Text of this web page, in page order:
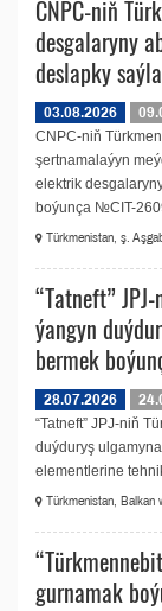
CNPC-niň
desgalaryny
deslapky
03.08.2026
CNPC-niň
şertnamalaýyn
elektrik
boýunça №CIT-
Türkmenistan, ş.
“Tatneft”
ýangyn
bermek
28.07.2026
“Tatneft” JPJ-niň
duýduryş
elementlerine
Türkmenistan, Balkan
gurnamak